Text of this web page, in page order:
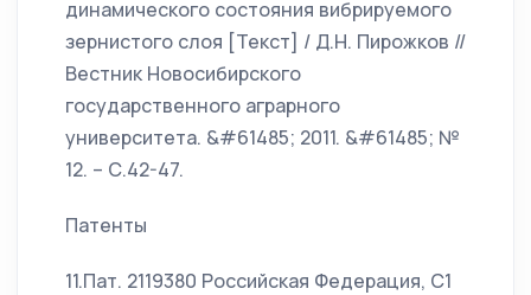
динамического состояния вибрируемого
зернистого слоя [Текст] / Д.Н. Пирожков //
Вестник Новосибирского
государственного аграрного
университета. &#61485; 2011. &#61485; №
12. – С.42-47.
Патенты
11.Пат. 2119380 Российская Федерация, С1